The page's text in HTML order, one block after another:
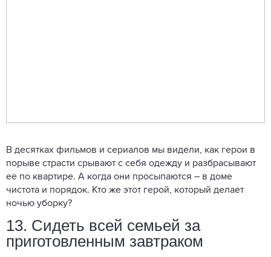
В десятках фильмов и сериалов мы видели, как герои в
порыве страсти срывают с себя одежду и разбрасывают
ее по квартире. А когда они просыпаются – в доме
чистота и порядок. Кто же этот герой, который делает
ночью уборку?
13. Сидеть всей семьей за
приготовленным завтраком